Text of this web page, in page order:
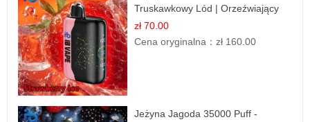
Truskawkowy Lód | Orzeźwiający
Smak
zł 70.00
Cena oryginalna：zł 160.00
Jeżyna Jagoda 35000 Puff -